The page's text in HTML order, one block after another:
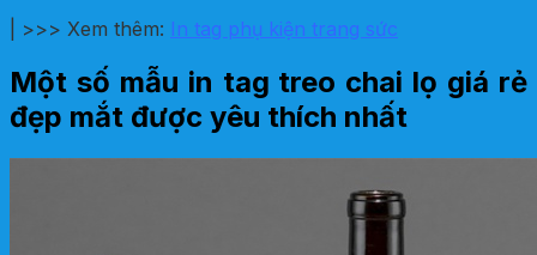
| >>> Xem thêm: In tag phụ kiện trang sức
Một số mẫu in tag treo chai lọ giá rẻ
đẹp mắt được yêu thích nhất